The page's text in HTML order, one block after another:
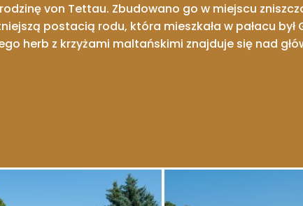
von Tettau. Zbudowano go w miejscu
postacią rodu, która mieszkała w pałacu był
herb z krzyżami maltańskimi znajduje się nad